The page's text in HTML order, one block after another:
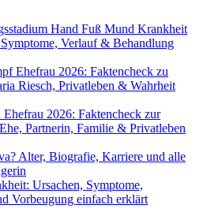
Hand Fuß Mund Krankheit
Verlauf & Behandlung
Ehefrau 2026: Faktencheck zu
Riesch, Privatleben & Wahrheit
Ehefrau 2026: Faktencheck zur
Partnerin, Familie & Privatleben
Alter, Biografie, Karriere und alle
Ursachen, Symptome,
Vorbeugung einfach erklärt